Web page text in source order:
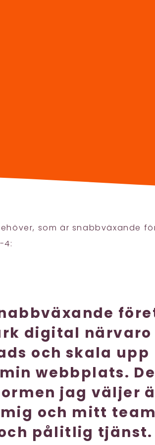
som är snabbväxande
4:
digital
och skala upp
webbplats.
jag väljer
och mitt
pålitlig